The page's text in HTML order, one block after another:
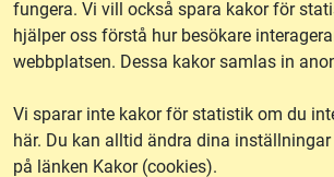
fungera. Vi vill också spara kakor för
hjälper oss förstå hur besökare
webbplatsen. Dessa kakor samlas in
Vi sparar inte kakor för statistik om du
här. Du kan alltid ändra dina
på länken Kakor (cookies).
Om webbplatsen
Tillgänglighet